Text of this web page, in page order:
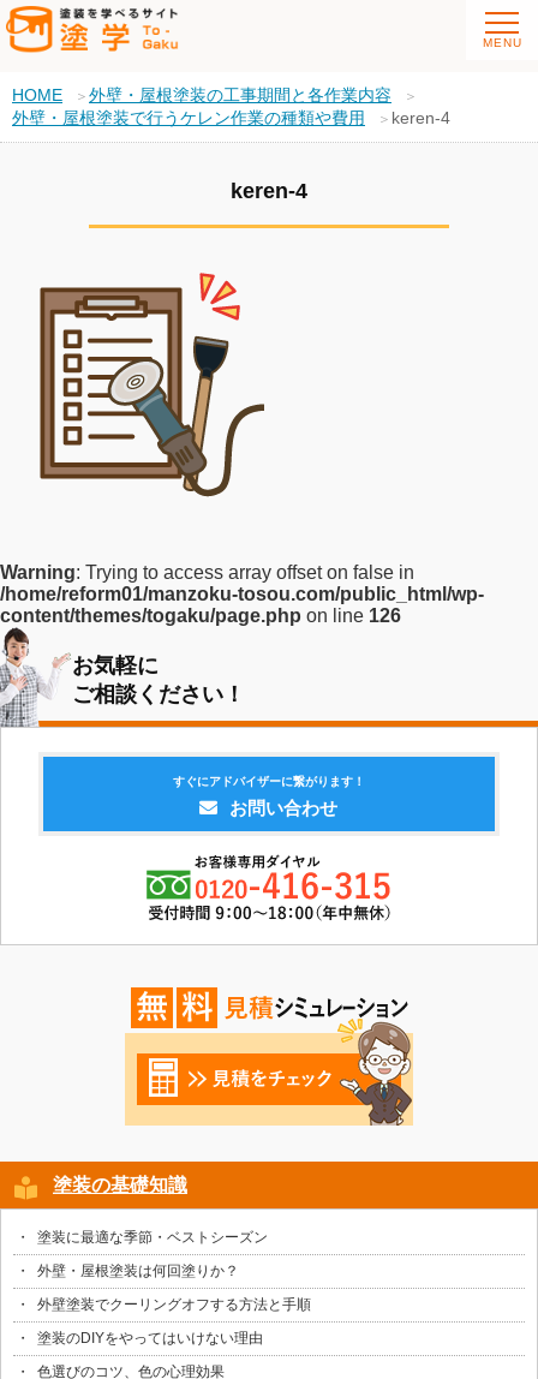
HOME
外壁・屋根塗装の工事期間と各作業内容
外壁・屋根塗装で行うケレン作業の種類や費用
keren-4
keren-4
Warning: Trying to access array offset on false in
/home/reform01/manzoku-tosou.com/public_html/wp-
content/themes/togaku/page.php on line 126
お気軽に
ご相談ください！
すぐにアドバイザーに繋がります！
お問い合わせ
塗装の基礎知識
塗装に最適な季節・ベストシーズン
外壁・屋根塗装は何回塗りか？
外壁塗装でクーリングオフする方法と手順
塗装のDIYをやってはいけない理由
色選びのコツ、色の心理効果